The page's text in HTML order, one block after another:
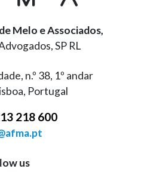
Melo e Associados,
SP RL
n.º 38, 1º andar
Portugal
218 600
us